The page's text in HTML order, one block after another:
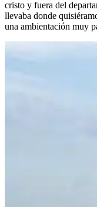
cristo y fuera del
llevaba donde
una ambientación muy